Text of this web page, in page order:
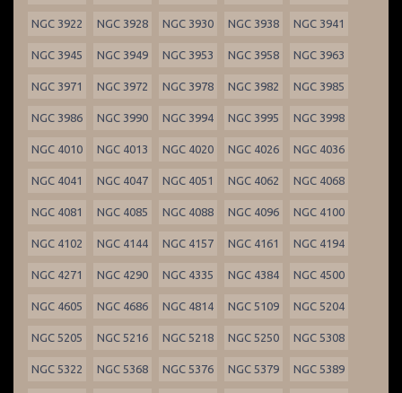
NGC 3922 NGC 3928 NGC 3930 NGC 3938 NGC 3941
NGC 3945 NGC 3949 NGC 3953 NGC 3958 NGC 3963
NGC 3971 NGC 3972 NGC 3978 NGC 3982 NGC 3985
NGC 3986 NGC 3990 NGC 3994 NGC 3995 NGC 3998
NGC 4010 NGC 4013 NGC 4020 NGC 4026 NGC 4036
NGC 4041 NGC 4047 NGC 4051 NGC 4062 NGC 4068
NGC 4081 NGC 4085 NGC 4088 NGC 4096 NGC 4100
NGC 4102 NGC 4144 NGC 4157 NGC 4161 NGC 4194
NGC 4271 NGC 4290 NGC 4335 NGC 4384 NGC 4500
NGC 4605 NGC 4686 NGC 4814 NGC 5109 NGC 5204
NGC 5205 NGC 5216 NGC 5218 NGC 5250 NGC 5308
NGC 5322 NGC 5368 NGC 5376 NGC 5379 NGC 5389